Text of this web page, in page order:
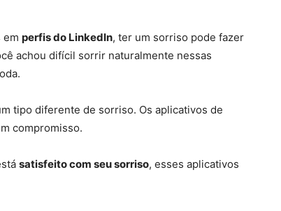
em perfis do LinkedIn, ter um sorriso pode fazer
achou difícil sorrir naturalmente nessas
tipo diferente de sorriso. Os aplicativos de
compromisso.
satisfeito com seu sorriso, esses aplicativos